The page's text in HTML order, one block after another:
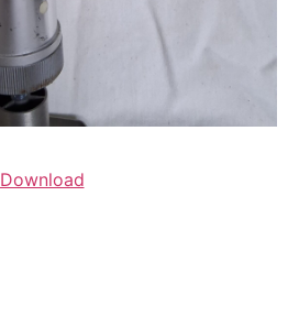
Download